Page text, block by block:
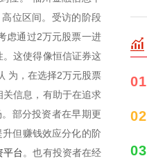
位区间。受访的阶段
虑通过2万元股票一进
这使得像恒信证券这
为，在选择2万元股票
信息，有助于在追求
部分投资者在早期更
但赚钱效应分化的阶
平台。也有投资者在经
01
02
03